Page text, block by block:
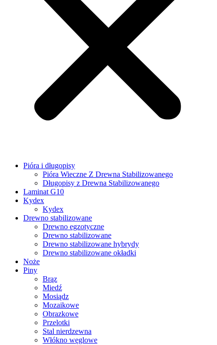
Pióra i długopisy
Pióra Wieczne Z Drewna Stabilizowanego
Długopisy z Drewna Stabilizowanego
Laminat G10
Kydex
Kydex
Drewno stabilizowane
Drewno egzotyczne
Drewno stabilizowane
Drewno stabilizowane hybrydy
Drewno stabilizowane okładki
Noże
Piny
Brąz
Miedź
Mosiądz
Mozaikowe
Obrazkowe
Przelotki
Stal nierdzewna
Włókno węglowe